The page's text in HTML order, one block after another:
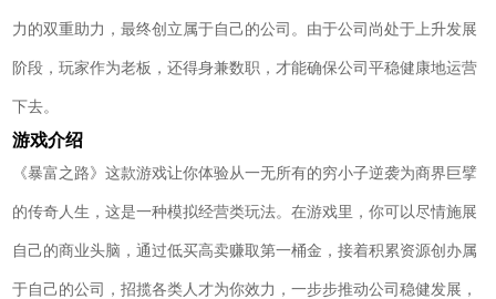
力的双重助力，最终创立属于自己的公司。由于公司尚处于上升发展
阶段，玩家作为老板，还得身兼数职，才能确保公司平稳健康地运营
下去。
游戏介绍
《暴富之路》这款游戏让你体验从一无所有的穷小子逆袭为商界巨擘
的传奇人生，这是一种模拟经营类玩法。在游戏里，你可以尽情施展
自己的商业头脑，通过低买高卖赚取第一桶金，接着积累资源创办属
于自己的公司，招揽各类人才为你效力，一步步推动公司稳健发展，